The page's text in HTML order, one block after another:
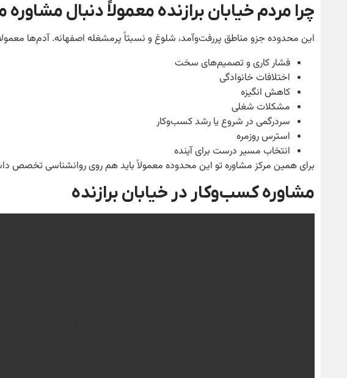
چرا مردم خیابان برازنده معمولاً دنبال
این محدوده جزو مناطق پررفت‌وآمد، شلوغ و نسبتاً پرمشغله اصفهانه. آدم‌ها
فشار کاری و تصمیم‌های سخت
اختلافات خانوادگی
کاهش انگیزه
مشکلات شغلی
سردرگمی در شروع یا رشد کسب‌وکار
استرس روزمره
انتخاب مسیر درست برای آینده
برای همین مرکز مشاوره تو این محدوده معمولاً باید هم روی روانشناسی تخصص
مشاوره کسب‌وکار در خیابان برازنده